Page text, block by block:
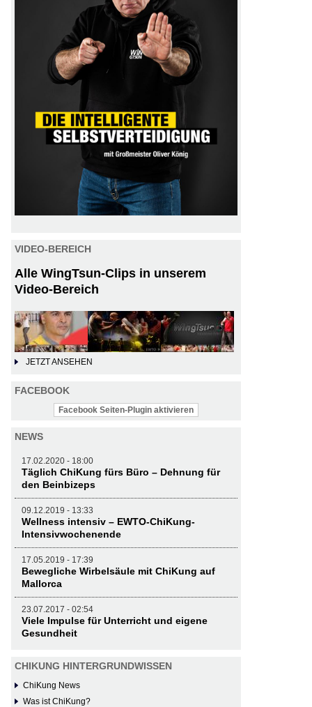
VIDEO-BEREICH
Alle WingTsun-Clips in unserem
Video-Bereich
JETZT ANSEHEN
FACEBOOK
Facebook Seiten-Plugin aktivieren
NEWS
17.02.2020 - 18:00
Täglich ChiKung fürs Büro – Dehnung für
den Beinbizeps
09.12.2019 - 13:33
Wellness intensiv – EWTO-ChiKung-
Intensivwochenende
17.05.2019 - 17:39
Bewegliche Wirbelsäule mit ChiKung auf
Mallorca
23.07.2017 - 02:54
Viele Impulse für Unterricht und eigene
Gesundheit
CHIKUNG HINTERGRUNDWISSEN
ChiKung News
Was ist ChiKung?